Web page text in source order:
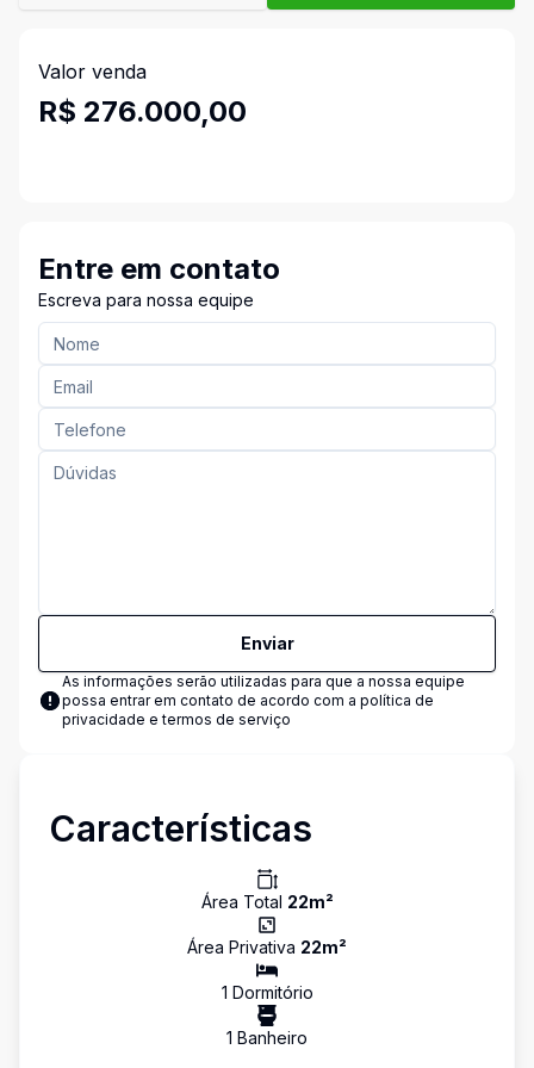
Valor venda
R$ 276.000,00
Entre em contato
Escreva para nossa equipe
Enviar
As informações serão utilizadas para que a nossa equipe
possa entrar em contato de acordo com a política de
privacidade e termos de serviço
Características
Área Total 22m²
Área Privativa 22m²
1 Dormitório
1 Banheiro